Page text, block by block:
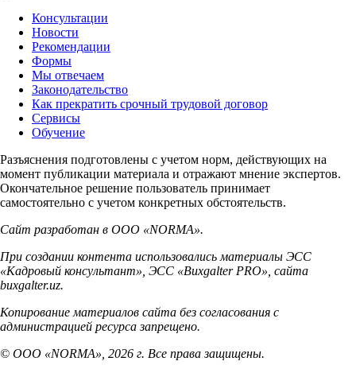
Консультации
Новости
Рекомендации
Формы
Мы отвечаем
Законодательство
Как прекратить срочный трудовой договор
Сервисы
Обучение
Разъяснения подготовлены с учетом норм, действующих на
момент публикации материала и отражают мнение экспертов.
Окончательное решение пользователь принимает
самостоятельно с учетом конкретных обстоятельств.
Сайт разработан в ООО «NORMA».
При создании контента использовались материалы ЭСС
«Кадровый консультант», ЭСС «Buxgalter PRO», сайта
buxgalter.uz.
Копирование материалов сайта без согласования с
администрацией ресурса запрещено.
© ООО «NORMA», 2026 г. Все права защищены.